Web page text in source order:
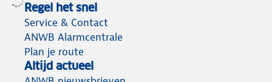
Regel het snel
Service & Contact
ANWB Alarmcentrale
Plan je route
Altijd actueel